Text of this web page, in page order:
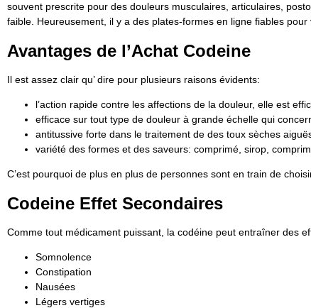
souvent prescrite pour des douleurs musculaires, articulaires,
faible. Heureusement, il y a des plates-formes en ligne fiables
Avantages de l’Achat Codeine
Il est assez clair qu’ dire pour plusieurs raisons évidents:
l’action rapide contre les affections de la douleur, elle est
efficace sur tout type de douleur à grande échelle qui
antitussive forte dans le traitement de des toux sèches
variété des formes et des saveurs: comprimé, sirop,
C’est pourquoi de plus en plus de personnes sont en train de
Codeine Effet Secondaires
Comme tout médicament puissant, la codéine peut entraîner des
Somnolence
Constipation
Nausées
Légers vertiges